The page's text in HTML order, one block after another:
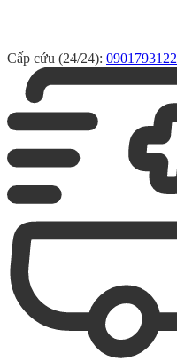
Cấp cứu (24/24): 0901793122